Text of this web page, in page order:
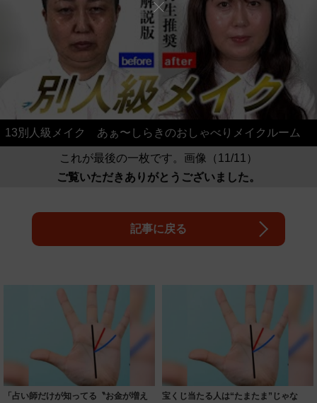
13別人級メイク あぁ〜しらきのおしゃべりメイクルーム
これが最後の一枚です。画像（11/11）
ご覧いただきありがとうございました。
記事に戻る
「占い師だけが知ってる〝お金が増え
宝くじ当たる人は“たまたま”じゃな